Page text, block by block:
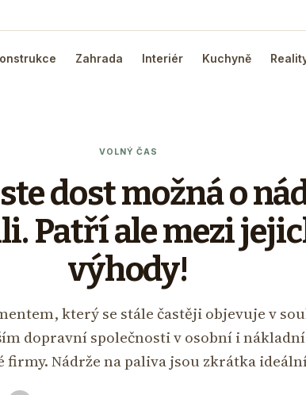
Zahrada Interiér Kuchyně
VOLNÝ ČAS
dost možná o
Patří ale mezi
výhody!
který se stále častěji objevuje v
dopravní společnosti v osobní i
firmy. Nádrže na paliva jsou zkrátka